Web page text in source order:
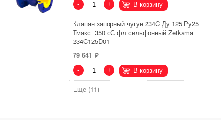
- + В корзину
Клапан запорный чугун 234C Ду 125 Ру25
Тмакс=350 оС фл сильфонный Zetkama
234C125D01
79 641
- + В корзину
Еще (11)